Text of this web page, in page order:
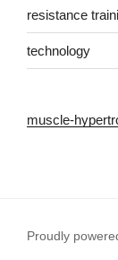
resistance
technology
muscle-
Proudly